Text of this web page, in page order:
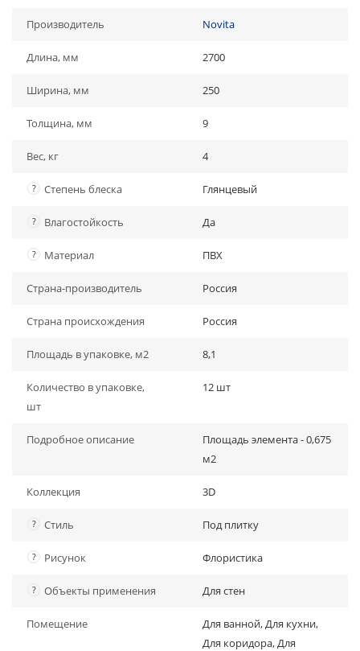
Производитель Novita
Длина, мм 2700
Ширина, мм 250
Толщина, мм 9
Вес, кг 4
? Степень блеска Глянцевый
? Влагостойкость Да
? Материал ПВХ
Страна-производитель Россия
Страна происхождения Россия
Площадь в упаковке, м2 8,1
Количество в упаковке,
шт
12 шт
Подробное описание
Площадь элемента - 0,675
м2
Коллекция 3D
? Стиль Под плитку
? Рисунок Флористика
? Объекты применения Для стен
Помещение
Для ванной, Для кухни,
Для коридора, Для